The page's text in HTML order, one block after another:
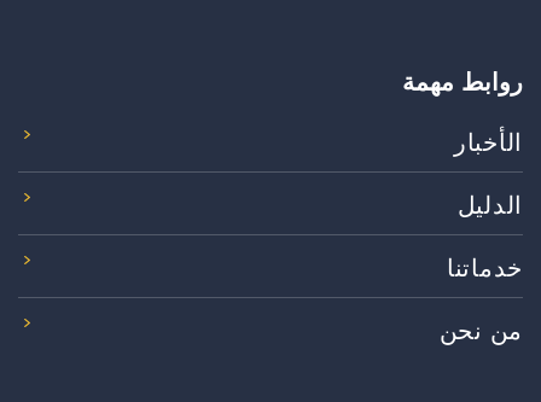
روابط مهمة
الأخبار
الدليل
خدماتنا
من نحن